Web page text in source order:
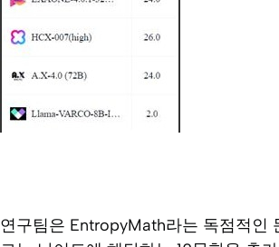
연구팀은 EntropyMath라는 독점적인